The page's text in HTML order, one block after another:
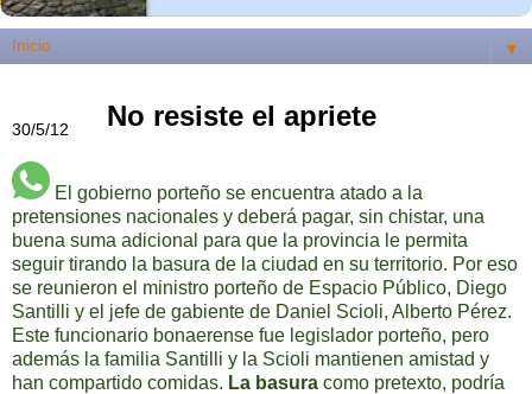
▼
30/5/12 No resiste el apriete
El gobierno porteño se encuentra atado a la
pretensiones nacionales y deberá pagar, sin chistar, una
buena suma adicional para que la provincia le permita
seguir tirando la basura de la ciudad en su territorio. Por eso
se reunieron el ministro porteño de Espacio Público, Diego
Santilli y el jefe de gabiente de Daniel Scioli, Alberto Pérez.
Este funcionario bonaerense fue legislador porteño, pero
además la familia Santilli y la Scioli mantienen amistad y
han compartido comidas. La basura como pretexto, podría